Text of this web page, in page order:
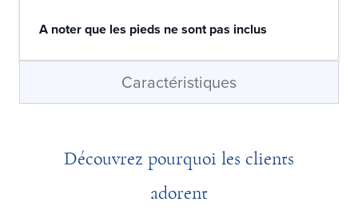
A noter que les pieds ne sont pas inclus
Caractéristiques
Découvrez pourquoi les clients
adorent